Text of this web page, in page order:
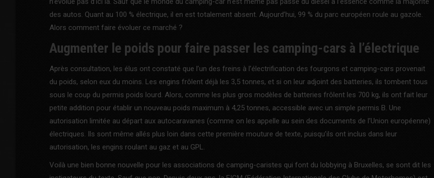
des autos. Quant au 100 % électrique, il en est totalement absent. Aujourd’hui, 99 % du parc européen roule au gazole.
Alors comment faire évoluer ce marché ?
Augmenter le poids pour faire passer les camping-cars à l’électrique
Après consultation, les élus ont constaté que l’un des freins à l’électrification des fourgons et camping-cars provenait
du poids, selon eux du moins. Les engins frôlent déjà les 3,5 tonnes, et si on leur adjoint des batteries, ils tombent tous
sous le coup du permis poids lourd. Alors, comme les plus gros modèles de batteries frôlent les 700 kg, ils ont fait leur
petite addition pour établir un nouveau poids maximum à 4,25 tonnes, accessible avec un simple permis B. Une
autorisation limitée au départ aux autocaravanes (comme on les appelle au sein des documents de l’Union européenne)
électriques. Ils sont même allés plus loin dans cette première mouture de texte, puisqu’ils ont inclus dans leur
autorisation, les engins roulant au gaz et au GPL.
Voilà une bien bonne nouvelle pour les associations de camping-caristes qui font du lobbying à Bruxelles, se sont dit les